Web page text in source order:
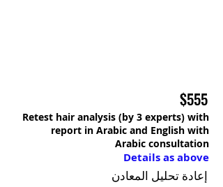
$555
Retest hair analysis (by 3 experts) with
report in Arabic and English with
Arabic consultation
Details as above